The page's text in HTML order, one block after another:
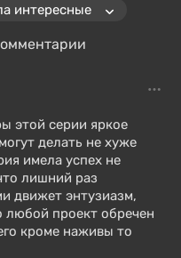
этой серии яркое
делать не хуже
имела успех не
лишний раз
движет энтузиазм,
любой проект обречен
кроме наживы то